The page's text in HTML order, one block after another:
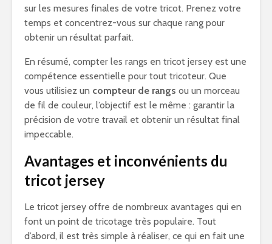
sur les mesures finales de votre tricot. Prenez votre
temps et concentrez-vous sur chaque rang pour
obtenir un résultat parfait.
En résumé, compter les rangs en tricot jersey est une
compétence essentielle pour tout tricoteur. Que
vous utilisiez un compteur de rangs ou un morceau
de fil de couleur, l’objectif est le même : garantir la
précision de votre travail et obtenir un résultat final
impeccable.
Avantages et inconvénients du
tricot jersey
Le tricot jersey offre de nombreux avantages qui en
font un point de tricotage très populaire. Tout
d’abord, il est très simple à réaliser, ce qui en fait une